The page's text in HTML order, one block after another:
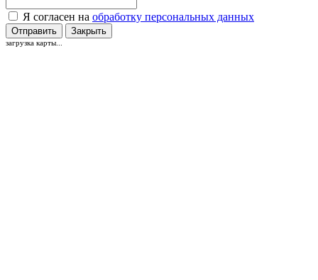
Я согласен на обработку персональных данных
Отправить Закрыть
загрузка карты...